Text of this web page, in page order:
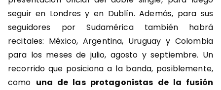
seguir en Londres y en Dublín. Además, para sus
seguidores por Sudamérica también habrá
recitales: México, Argentina, Uruguay y Colombia
para los meses de julio, agosto y septiembre. Un
recorrido que posiciona a la banda, posiblemente,
como una de las protagonistas de la fusión